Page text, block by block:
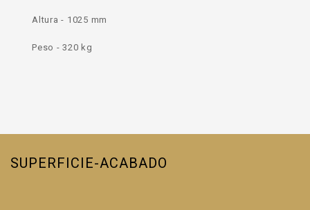
Altura - 1025 mm
Peso - 320 kg
SUPERFICIE-ACABADO